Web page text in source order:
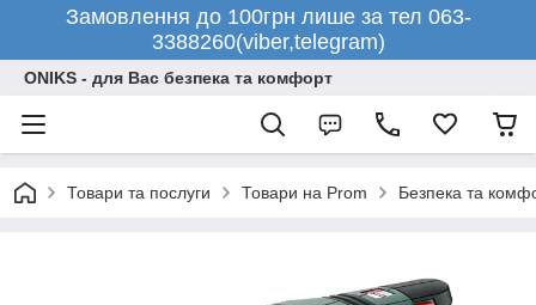
Замовлення до 100грн лише за тел 063-
3388260(viber,telegram)
ONIKS - для Вас безпека та комфорт
Товари та послуги Товари на Prom Безпека та